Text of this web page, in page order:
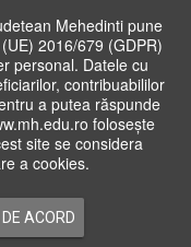
Mehedinti pune
2016/679 (GDPR)
personal. Datele cu
contribuabililor
a putea răspunde
folosește
site se considera
a cookies.
DE ACORD